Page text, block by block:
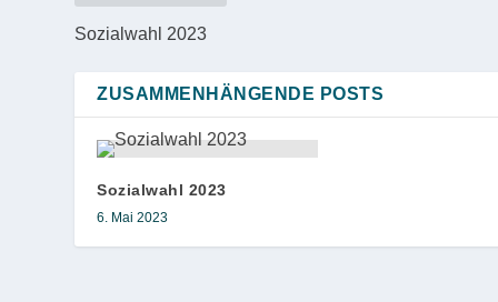
Sozialwahl 2023
ZUSAMMENHÄNGENDE POSTS
Sozialwahl 2023
6. Mai 2023